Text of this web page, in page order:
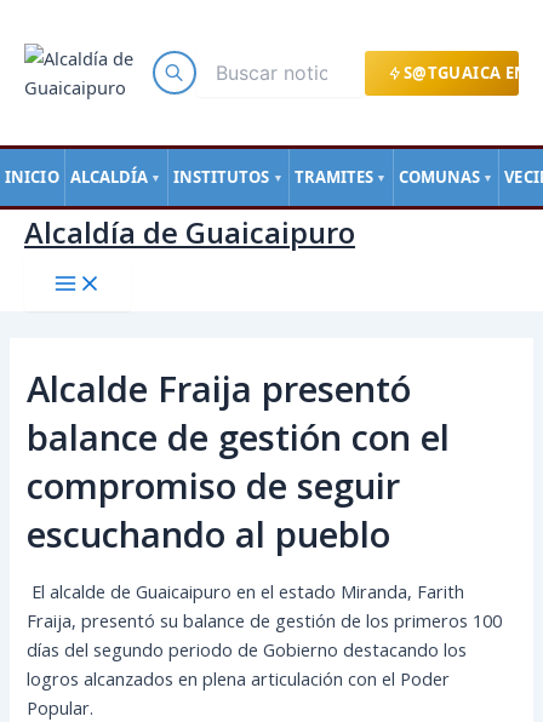
S@TGUAICA EN
INICIO ALCALDÍA ▼ INSTITUTOS ▼ TRAMITES ▼ COMUNAS ▼
contenido
Alcaldía de Guaicaipuro
Alcalde Fraija presentó
balance de gestión con el
compromiso de seguir
escuchando al pueblo
El alcalde de Guaicaipuro en el estado Miranda, Farith
Fraija, presentó su balance de gestión de los primeros 100
días del segundo periodo de Gobierno destacando los
logros alcanzados en plena articulación con el Poder
Popular.
de
entradas